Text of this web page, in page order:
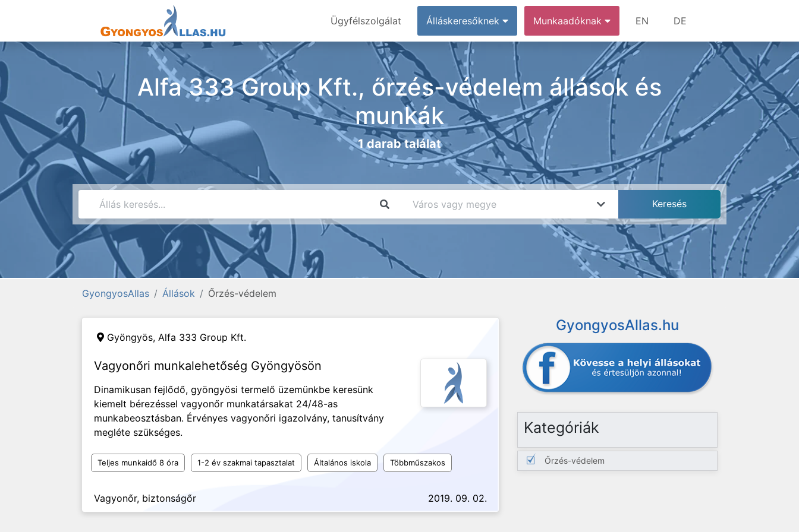
Ügyfélszolgálat Álláskeresőknek Munkaadóknak EN DE
Alfa 333 Group Kft., őrzés-védelem állások és
munkák
1 darab találat
GyongyosAllas Állások Őrzés-védelem
Gyöngyös, Alfa 333 Group Kft.
Vagyonőri munkalehetőség Gyöngyösön
Dinamikusan fejlődő, gyöngyösi termelő üzemünkbe keresünk
kiemelt bérezéssel vagyonőr munkatársakat 24/48-as
munkabeosztásban. Érvényes vagyonőri igazolvány, tanusítvány
megléte szükséges.
Teljes munkaidő 8 óra 1-2 év szakmai tapasztalat Általános iskola Többműszakos
Vagyonőr, biztonságőr 2019. 09. 02.
GyongyosAllas.hu
Kategóriák
Őrzés-védelem